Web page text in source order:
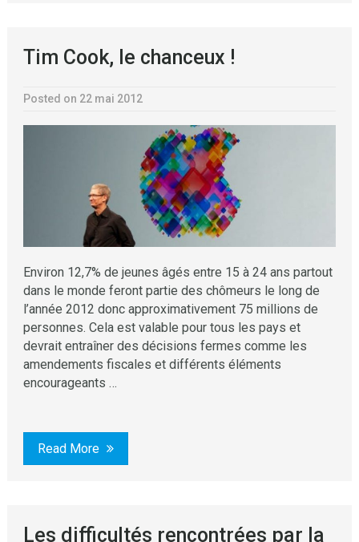
Tim Cook, le chanceux !
Posted on 22 mai 2012
Environ 12,7% de jeunes âgés entre 15 à 24 ans partout
dans le monde feront partie des chômeurs le long de
l’année 2012 donc approximativement 75 millions de
personnes. Cela est valable pour tous les pays et
devrait entraîner des décisions fermes comme les
amendements fiscales et différents éléments
encourageants …
Read More
Les difficultés rencontrées par la